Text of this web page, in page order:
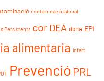
contaminació laboral
Persistents cor DEA dona EPI
alimentaria infart
Prevenció PRL